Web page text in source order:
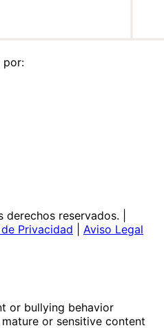
por:
derechos reservados. |
Privacidad Aviso Legal
or bullying behavior
or sensitive content